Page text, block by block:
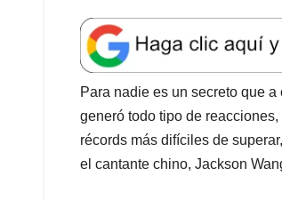
a
t
s
A
p
p
e
b
o
o
k
k
e
d
I
n
l
e
a
d
s
Para nadie es un secreto que
generó todo tipo de
récords más difíciles de
el cantante chino, Jackson